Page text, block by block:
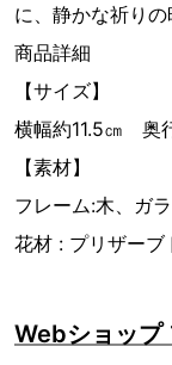
に、静かな祈りの
商品詳細
【サイズ】
横幅約11.5㎝ 奥
【素材】
フレーム:木、ガ
花材 : プリザーブ
Webショップ